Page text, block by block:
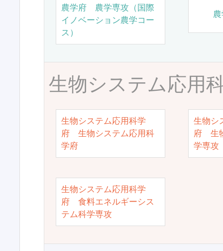
農学府 農学専攻（国際
イノベーション農学コー
ス）
生物システム応用
生物システム応用科学
府 生物システム応用科
学府
生物シ
府 生
学専攻
生物システム応用科学
府 食料エネルギーシス
テム科学専攻